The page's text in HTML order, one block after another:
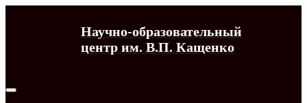
Научно-образовательный
центр им. В.П. Кащенко